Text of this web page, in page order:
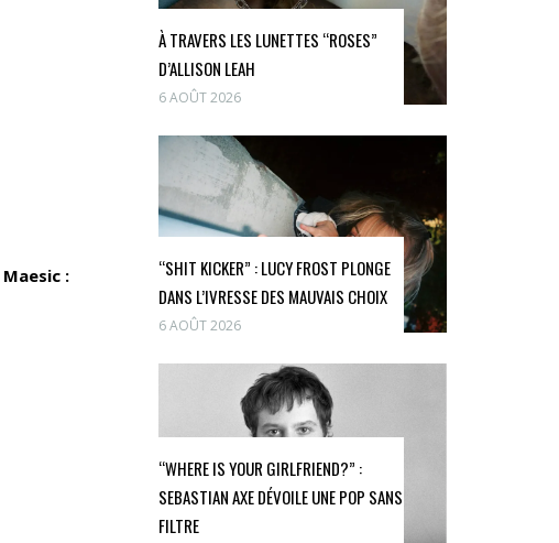
Maesic :
À TRAVERS LES LUNETTES “ROSES”
D’ALLISON LEAH
6 AOÛT 2026
“SHIT KICKER” : LUCY FROST PLONGE
DANS L’IVRESSE DES MAUVAIS CHOIX
6 AOÛT 2026
“WHERE IS YOUR GIRLFRIEND?” :
SEBASTIAN AXE DÉVOILE UNE POP SANS
FILTRE